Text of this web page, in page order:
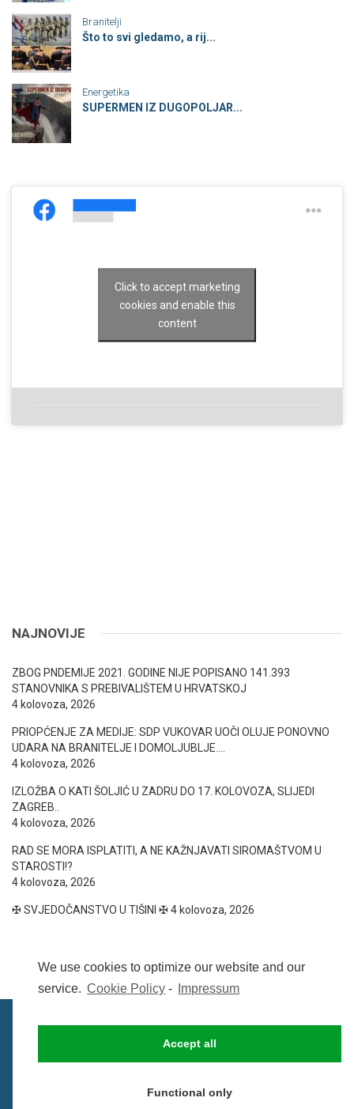
We use cookies to optimize our website and our
service. Cookie Policy - Impressum
Accept all
Functional only
Branitelji
Što to svi gledamo, a rij...
Energetika
SUPERMEN IZ DUGOPOLJAR...
Click to accept marketing
cookies and enable this
content
NAJNOVIJE
ZBOG PNDEMIJE 2021. GODINE NIJE POPISANO 141.393
STANOVNIKA S PREBIVALIŠTEM U HRVATSKOJ
4 kolovoza, 2026
PRIOPĆENJE ZA MEDIJE: SDP VUKOVAR UOČI OLUJE PONOVNO
UDARA NA BRANITELJE I DOMOLJUBLJE….
4 kolovoza, 2026
IZLOŽBA O KATI ŠOLJIĆ U ZADRU DO 17. KOLOVOZA, SLIJEDI
ZAGREB..
4 kolovoza, 2026
RAD SE MORA ISPLATITI, A NE KAŽNJAVATI SIROMAŠTVOM U
STAROSTI!?
4 kolovoza, 2026
✠ SVJEDOČANSTVO U TIŠINI ✠ 4 kolovoza, 2026